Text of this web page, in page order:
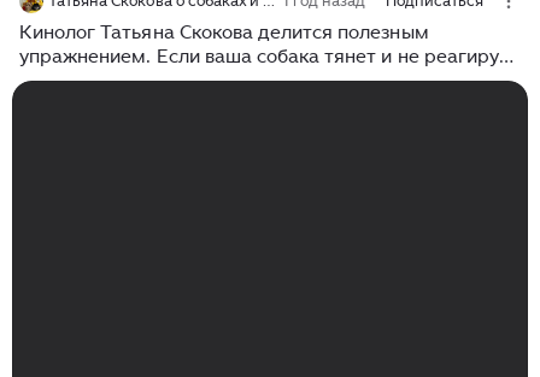
Кинолог Татьяна Скокова делится полезным
упражнением. Если ваша собака тянет и не реагирует
на подзыв, это одно из упражнений, которое вам